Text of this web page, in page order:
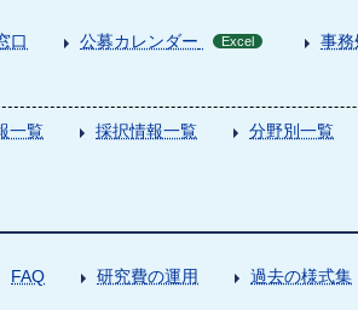
口 公募カレンダー Excel 事務
一覧 採択情報一覧 分野別一覧
FAQ 研究費の運用 過去の様式集